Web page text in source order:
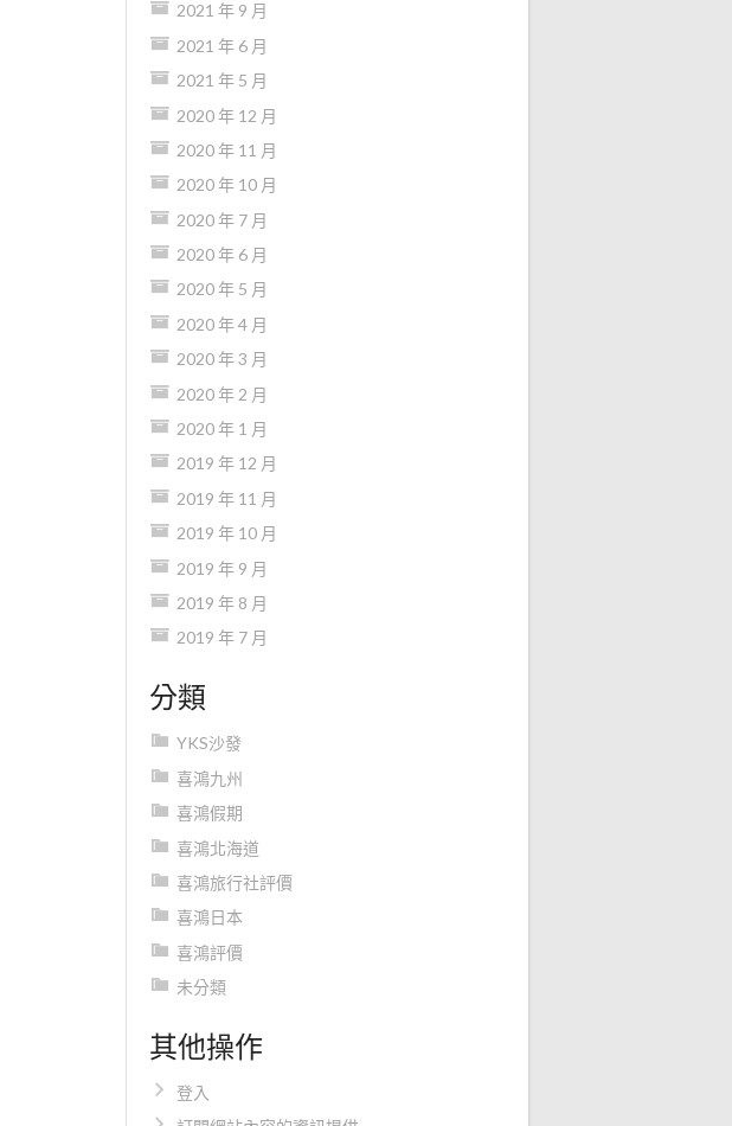
2021 年 9 月
2021 年 6 月
2021 年 5 月
2020 年 12 月
2020 年 11 月
2020 年 10 月
2020 年 7 月
2020 年 6 月
2020 年 5 月
2020 年 4 月
2020 年 3 月
2020 年 2 月
2020 年 1 月
2019 年 12 月
2019 年 11 月
2019 年 10 月
2019 年 9 月
2019 年 8 月
2019 年 7 月
分類
YKS沙發
喜鴻九州
喜鴻假期
喜鴻北海道
喜鴻旅行社評價
喜鴻日本
喜鴻評價
未分類
其他操作
登入